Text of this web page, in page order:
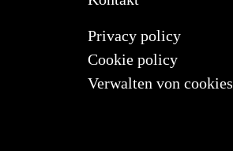
Privacy policy
Cookie policy
Verwalten von cookies